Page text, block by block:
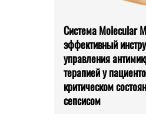
Система Molecular
эффективный
управления
терапией у
критическом
сепсисом